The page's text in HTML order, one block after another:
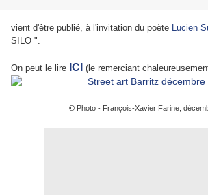
vient d'être publié, à l'invitation du poète Lucien
SILO ".
On peut le lire ICI (le remerciant
© Photo - François-Xavier Farine,